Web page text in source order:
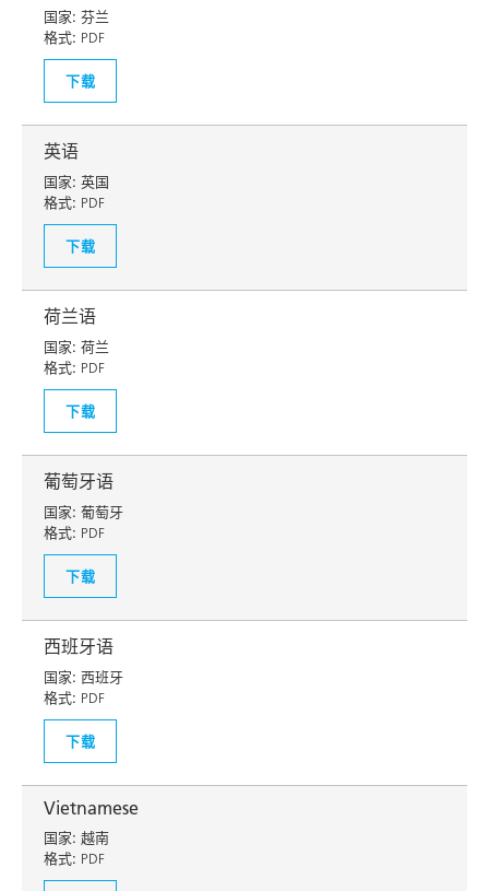
国家: 芬兰
格式: PDF
下载
英语
国家: 英国
格式: PDF
下载
荷兰语
国家: 荷兰
格式: PDF
下载
葡萄牙语
国家: 葡萄牙
格式: PDF
下载
西班牙语
国家: 西班牙
格式: PDF
下载
Vietnamese
国家: 越南
格式: PDF